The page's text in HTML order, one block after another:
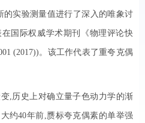
的实验测量值进行了深入的唯象讨
国际权威学术期刊《物理评论快
(2017))。该工作代表了重夸克偶
历史上对确立量子色动力学的渐
约40年前,赝标夸克偶素的单举强